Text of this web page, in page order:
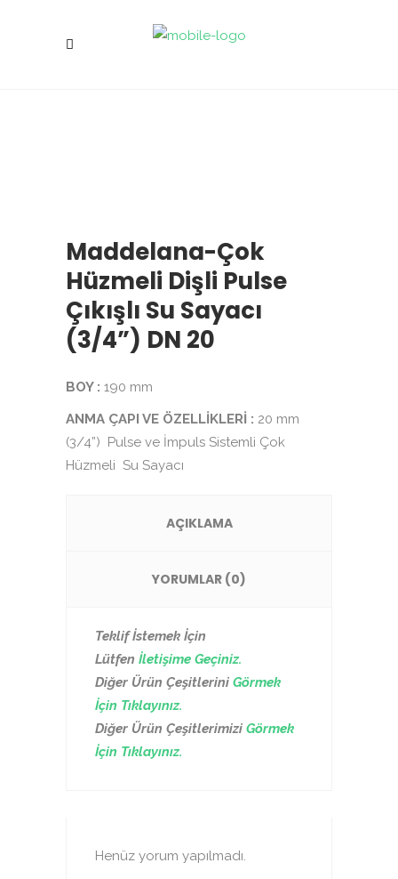
Maddelana-Çok
Hüzmeli Dişli Pulse
Çıkışlı Su Sayacı
(3/4”) DN 20
BOY : 190 mm
ANMA ÇAPI VE ÖZELLİKLERİ : 20 mm
(3/4”) Pulse ve İmpuls Sistemli Çok
Hüzmeli Su Sayacı
AÇIKLAMA
YORUMLAR (0)
Teklif İstemek İçin
Lütfen İletişime Geçiniz.
Diğer Ürün Çeşitlerini Görmek
İçin Tıklayınız.
Diğer Ürün Çeşitlerimizi Görmek
İçin Tıklayınız.
Henüz yorum yapılmadı.